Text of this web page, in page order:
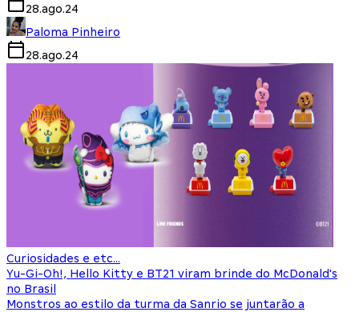
28.ago.24
Paloma Pinheiro
28.ago.24
Curiosidades e etc...
Yu-Gi-Oh!, Hello Kitty e BT21 viram brinde do McDonald's
no Brasil
Monstros ao estilo da turma da Sanrio se juntarão a